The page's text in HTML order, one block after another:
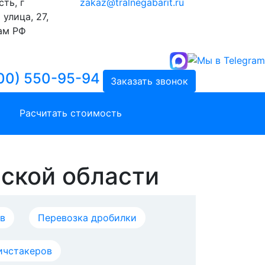
г
27,
РФ
zakaz@tralnegabarit.ru
550-95-94 Заказать звонок
Расчитать стоимость
области
Перевозка дробилки